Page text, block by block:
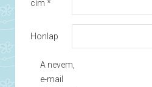
cím *
Honlap
A nevem,
e-mail